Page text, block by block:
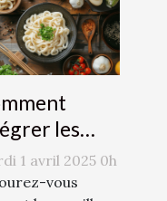
les
Udon
des plats
1 avril 2025 0h
vous